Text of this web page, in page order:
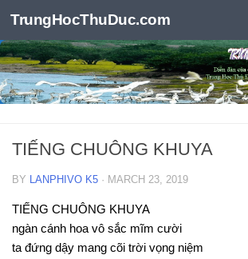
Skip to content
TrungHocThuDuc.com
TIẾNG CHUÔNG KHUYA
BY LANPHIVO K5 · MARCH 23, 2019
TIẾNG CHUÔNG KHUYA
ngàn cánh hoa vô sắc mĩm cười
ta đứng dậy mang cõi trời vọng niệm